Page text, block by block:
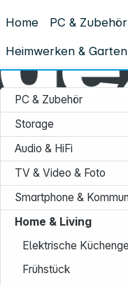
Home PC & Zubehör
Heimwerken & Garten
Home & Living
Uhren &
PC & Zubehör
Storage
Audio & HiFi
TV & Video & Foto
Smartphone &
Home & Living
Elektrische
Frühstück
Service-Hotline:
+49 931 9708–496
Mo. - Fr.: 08:00 - 17:00